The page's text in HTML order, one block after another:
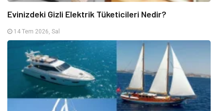
Evinizdeki Gizli Elektrik Tüketicileri Nedir?
14 Tem 2026, Sal